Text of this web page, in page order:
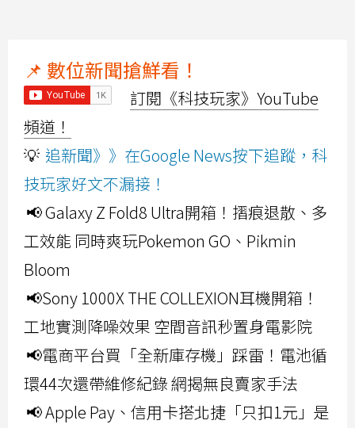
📌 數位新聞搶鮮看！
訂閱《科技玩家》YouTube
頻道！
💡 追新聞》》在Google News按下追蹤，科
技玩家好文不漏接！
📢 Galaxy Z Fold8 Ultra開箱！摺痕退散、多
工效能 同時爽玩Pokemon GO、Pikmin
Bloom
📢Sony 1000X THE COLLEXION耳機開箱！
工地實測降噪效果 空間音訊秒置身電影院
📢電商平台買「全新庫存機」踩雷！電池循
環44次還帶維修紀錄 網揭無良賣家手法
📢 Apple Pay、信用卡搭北捷「只扣1元」是